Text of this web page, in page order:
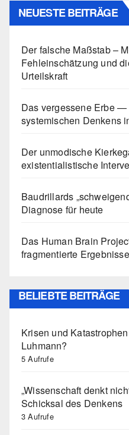
NEUESTE BEITRÄGE
Der falsche Maßstab –
Fehleinschätzung und
Urteilskraft
Das vergessene Erbe —
systemischen Denkens
Der unmodische
existentialistische
Baudrillards
Diagnose für heute
Das Human Brain
fragmentierte Ergebnisse
BELIEBTE BEITRÄGE
Krisen und
Luhmann?
5 Aufrufe
„Wissenschaft denkt
Schicksal des Denkens
3 Aufrufe